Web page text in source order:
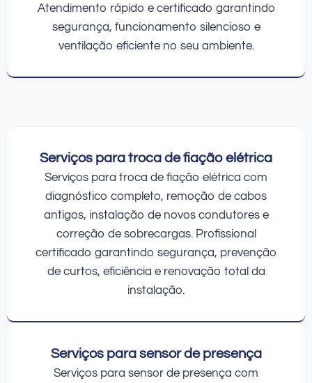
Atendimento rápido e certificado garantindo
segurança, funcionamento silencioso e
ventilação eficiente no seu ambiente.
Serviços para troca de fiação elétrica
Serviços para troca de fiação elétrica com
diagnóstico completo, remoção de cabos
antigos, instalação de novos condutores e
correção de sobrecargas. Profissional
certificado garantindo segurança, prevenção
de curtos, eficiência e renovação total da
instalação.
Serviços para sensor de presença
Serviços para sensor de presença com